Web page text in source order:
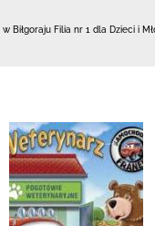
w Biłgoraju Filia nr 1 dla Dzieci i